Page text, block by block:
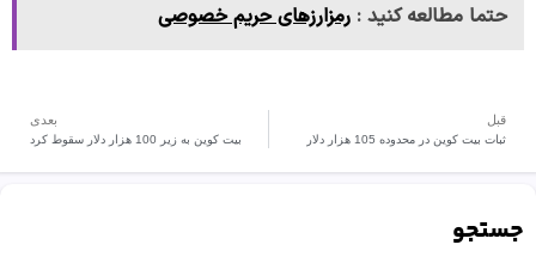
حتما مطالعه کنید : رمزارزهای حریم خصوصی
قبل
ثبات بیت کوین در محدوده 105 هزار دلار
بعدی
بیت کوین به زیر 100 هزار دلار سقوط کرد
جستجو